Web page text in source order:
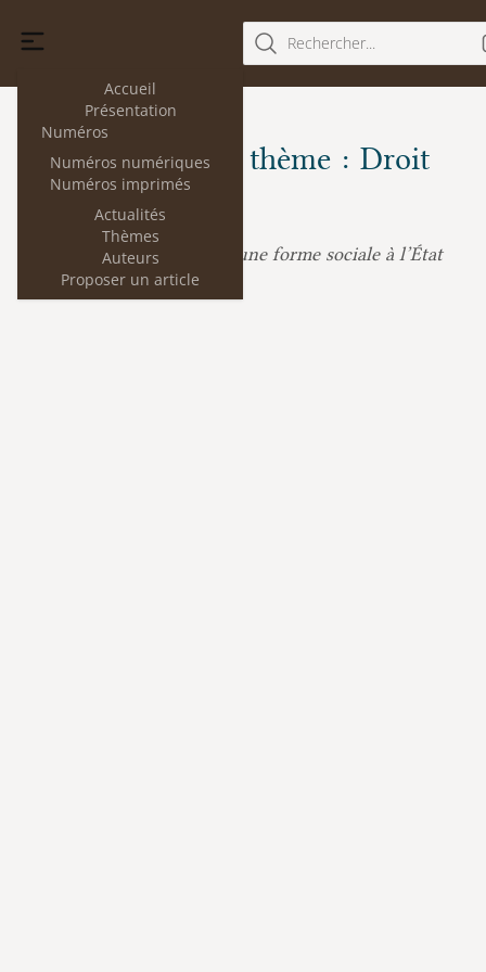
Accueil
Présentation
Numéros
Numéros numériques
Numéros imprimés
Actualités
Thèmes
Auteurs
Proposer un article
Rechercher...
Les articles du thème : Droit
social
Céline Jouin : « Donner une forme sociale à l’État
» : Heller et Gierke